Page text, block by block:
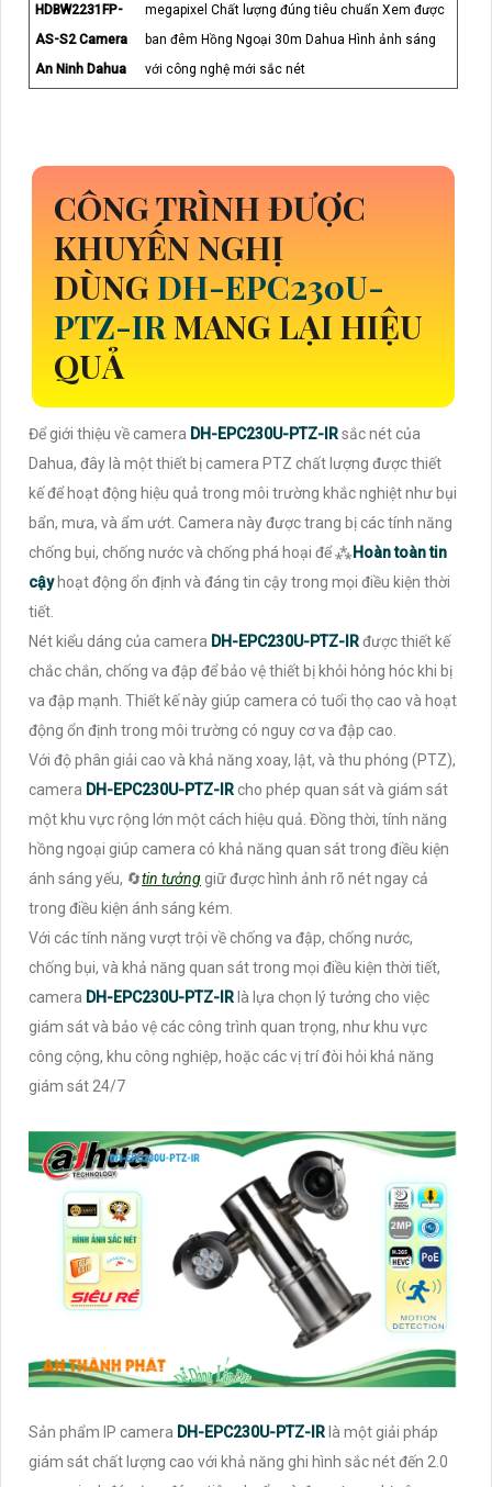
HDBW2231FP-
AS-S2 Camera
An Ninh Dahua
megapixel Chất lượng đúng tiêu chuẩn Xem được
ban đêm Hồng Ngoại 30m Dahua Hình ảnh sáng
với công nghệ mới sắc nét
CÔNG TRÌNH ĐƯỢC
KHUYẾN NGHỊ
DÙNG DH-EPC230U-
PTZ-IRMANG LẠI HIỆU
QUẢ
Để giới thiệu về camera DH-EPC230U-PTZ-IRsắc nét của
Dahua, đây là một thiết bị camera PTZ chất lượng được thiết
kế để hoạt động hiệu quả trong môi trường khắc nghiệt như bụi
bẩn, mưa, và ẩm ướt. Camera này được trang bị các tính năng
chống bụi, chống nước và chống phá hoại để ⁂Hoàn toàn tin
cậyhoạt động ổn định và đáng tin cậy trong mọi điều kiện thời
tiết.
Nét kiểu dáng của camera DH-EPC230U-PTZ-IRđược thiết kế
chắc chắn, chống va đập để bảo vệ thiết bị khỏi hỏng hóc khi bị
va đập mạnh. Thiết kế này giúp camera có tuổi thọ cao và hoạt
động ổn định trong môi trường có nguy cơ va đập cao.
Với độ phân giải cao và khả năng xoay, lật, và thu phóng (PTZ),
camera DH-EPC230U-PTZ-IRcho phép quan sát và giám sát
một khu vực rộng lớn một cách hiệu quả. Đồng thời, tính năng
hồng ngoại giúp camera có khả năng quan sát trong điều kiện
ánh sáng yếu, 🔄tin tưởng giữ được hình ảnh rõ nét ngay cả
trong điều kiện ánh sáng kém.
Với các tính năng vượt trội về chống va đập, chống nước,
chống bụi, và khả năng quan sát trong mọi điều kiện thời tiết,
camera DH-EPC230U-PTZ-IR là lựa chọn lý tưởng cho việc
giám sát và bảo vệ các công trình quan trọng, như khu vực
công cộng, khu công nghiệp, hoặc các vị trí đòi hỏi khả năng
giám sát 24/7
Sản phẩm IP camera DH-EPC230U-PTZ-IR là một giải pháp
giám sát chất lượng cao với khả năng ghi hình sắc nét đến 2.0